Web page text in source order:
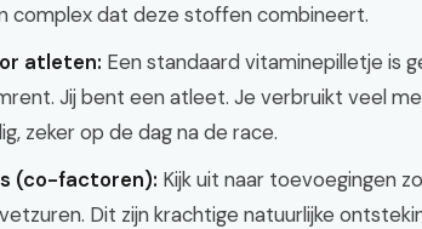
complex dat deze stoffen combineert.
atleten: Een standaard vitaminepilletje is
Jij bent een atleet. Je verbruikt veel
zeker op de dag na de race.
(co-factoren): Kijk uit naar toevoegingen
Dit zijn krachtige natuurlijke